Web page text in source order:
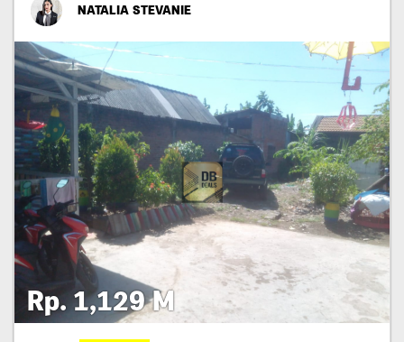
NATALIA STEVANIE
Rp. 1,129 M